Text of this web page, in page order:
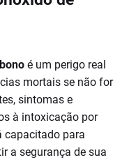
é um perigo real
mortais se não for
sintomas e
à intoxicação por
capacitado para
a segurança de sua